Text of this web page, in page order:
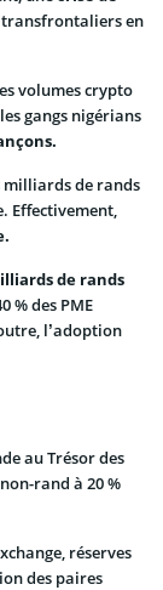
transfrontaliers en
volumes crypto
gangs nigérians
milliards de rands
Effectivement,
de rands
% des PME
l’adoption
au Trésor des
rand à 20 %
réserves
des paires